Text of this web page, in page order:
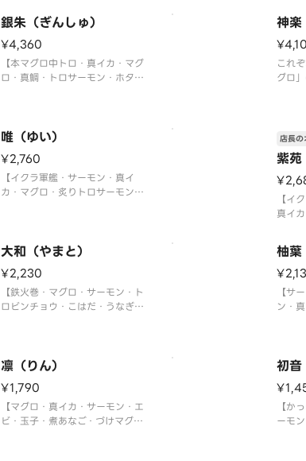
銀朱（ぎんしゅ）
¥4,360
【本マグロ中トロ・真イカ・マグ
ロ・真鯛・トロサーモン・ホタ
〈本マグロ中トロ使用〉
神楽
これ
グロ
ーモ
ロ・
軍艦
〈本マ
唯（ゆい）
¥2,760
【イクラ軍艦・サーモン・真イ
カ・マグロ・炙りトロサーモン・
紫苑
店長の
【イ
真イ
ギト
〈本マ
大和（やまと）
¥2,230
【鉄火巻・マグロ・サーモン・ト
ロビンチョウ・こはだ・うなぎ・
柚葉
【サ
ン・
凛（りん）
¥1,790
【マグロ・真イカ・サーモン・エ
ビ・玉子・煮あなご・づけマグ
初音
【か
ーモ